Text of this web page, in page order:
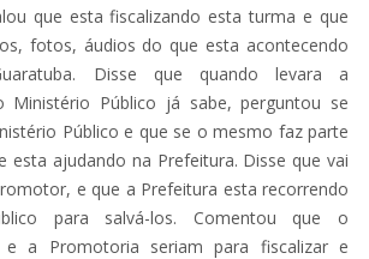
que esta fiscalizando esta turma e que
fotos, áudios do que esta acontecendo
Disse que quando levara a
Ministério Público já sabe, perguntou se
Público e que se o mesmo faz parte
esta ajudando na Prefeitura. Disse que vai
e que a Prefeitura esta recorrendo
para salvá-los. Comentou que o
e a Promotoria seriam para fiscalizar e